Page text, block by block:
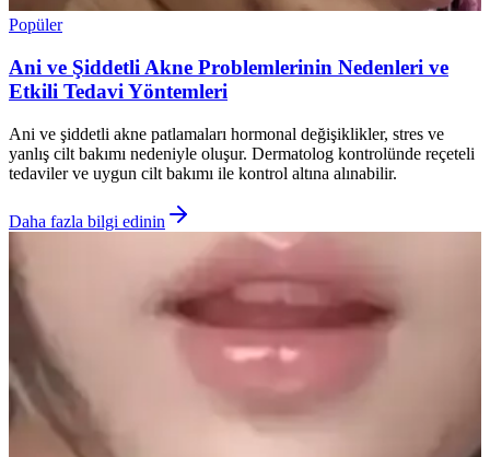
Popüler
Ani ve Şiddetli Akne Problemlerinin Nedenleri ve
Etkili Tedavi Yöntemleri
Ani ve şiddetli akne patlamaları hormonal değişiklikler, stres ve
yanlış cilt bakımı nedeniyle oluşur. Dermatolog kontrolünde reçeteli
tedaviler ve uygun cilt bakımı ile kontrol altına alınabilir.
Daha fazla bilgi edinin